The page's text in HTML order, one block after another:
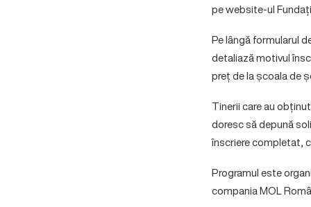
pe website-ul
Pe lângă formularul
detaliază motivul
preț de la școala de
Tinerii care au
doresc să depună
înscriere completat,
Programul este
compania MOL